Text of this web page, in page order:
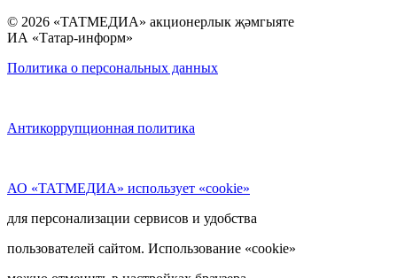
© 2026 «ТАТМЕДИА» акционерлык җәмгыяте
ИА «Татар-информ»
Политика о персональных данных
Антикоррупционная политика
АО «ТАТМЕДИА» использует «cookie»
для персонализации сервисов и удобства
пользователей сайтом. Использование «cookie»